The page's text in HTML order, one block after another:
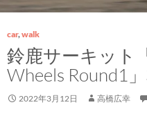
car,walk
鈴鹿サーキット
Wheels Round1」
2022年3月12日 高橋広幸